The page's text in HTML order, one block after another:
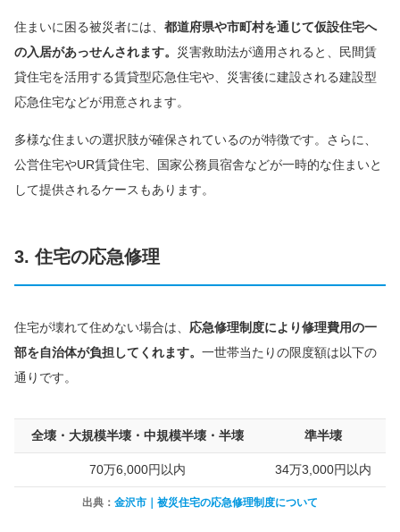
住まいに困る被災者には、 都道府県や市町村を通じて仮設住宅へ
の入居があっせんされます。 災害救助法が適用されると、民間賃
貸住宅を活用する賃貸型応急住宅や、災害後に建設される建設型
応急住宅などが用意されます。
多様な住まいの選択肢が確保されているのが特徴です。さらに、
公営住宅やUR賃貸住宅、国家公務員宿舎などが一時的な住まいと
して提供されるケースもあります。
3. 住宅の応急修理
住宅が壊れて住めない場合は、 応急修理制度により修理費用の一
部を自治体が負担してくれます。 一世帯当たりの限度額は以下の
通りです。
全壊・大規模半壊・中規模半壊・半壊 準半壊
70万6,000円以内 34万3,000円以内
出典： 金沢市｜被災住宅の応急修理制度について